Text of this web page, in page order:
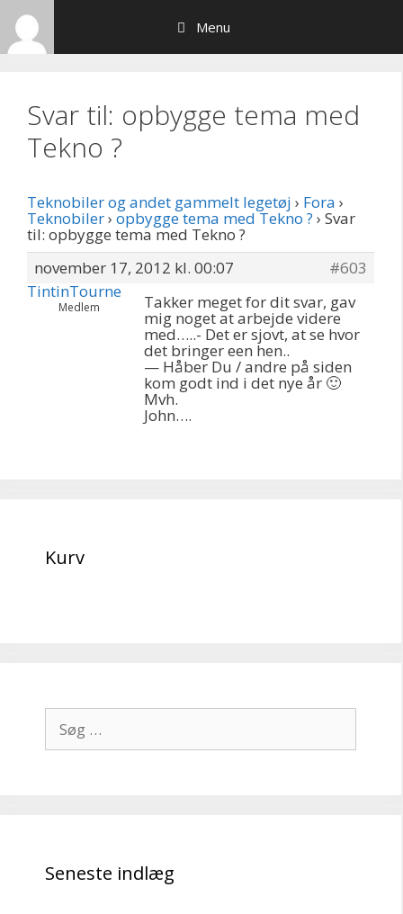
Hop
indhold
Menu
Svar til: opbygge tema med
Tekno ?
Teknobiler og andet gammelt legetøj › Fora ›
Teknobiler› opbygge tema med Tekno ? › Svar
til: opbygge tema med Tekno ?
november 17, 2012 kl. 00:07
#603
TintinTourne
Medlem Takker meget for dit svar, gav
mig noget at arbejde videre
med…..- Det er sjovt, at se hvor
det bringer een hen..
— Håber Du / andre på siden
kom godt ind i det nye år 🙂
Mvh.
John….
Kurv
efter:
Seneste indlæg